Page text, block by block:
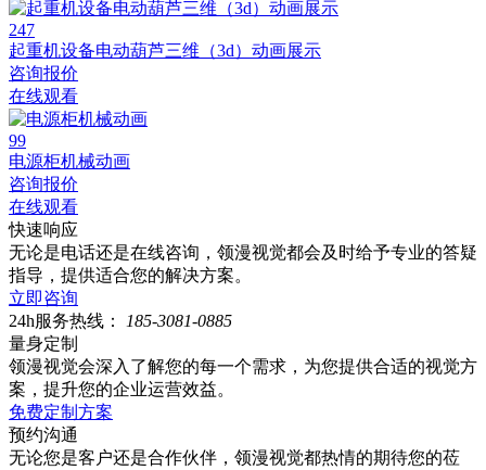
247
起重机设备电动葫芦三维（3d）动画展示
咨询报价
在线观看
99
电源柜机械动画
咨询报价
在线观看
快速响应
无论是电话还是在线咨询，领漫视觉都会及时给予专业的答疑
指导，提供适合您的解决方案。
立即咨询
24h服务热线：
185-3081-0885
量身定制
领漫视觉会深入了解您的每一个需求，为您提供合适的视觉方
案，提升您的企业运营效益。
免费定制方案
预约沟通
无论您是客户还是合作伙伴，领漫视觉都热情的期待您的莅